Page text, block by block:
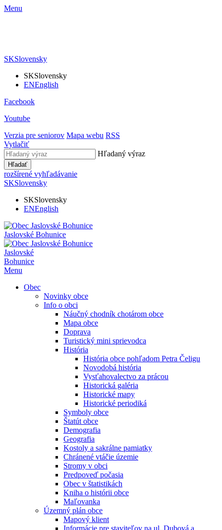
Menu
SKSlovensky
SKSlovensky
ENEnglish
Facebook
Youtube
Verzia pre seniorov Mapa webu RSS
Vytlačiť
Hľadaný výraz
Hľadať
rozšírené vyhľadávanie
SKSlovensky
SKSlovensky
ENEnglish
Jaslovské Bohunice
Jaslovské
Bohunice
Menu
Obec
Novinky obce
Info o obci
Náučný chodník chotárom obce
Mapa obce
Doprava
Turistický mini sprievodca
História
História obce pohľadom Petra Čeligu
Novodobá história
Vysťahovalectvo za prácou
Historická galéria
Historické mapy
Historické periodiká
Symboly obce
Štatút obce
Demografia
Geografia
Kostoly a sakrálne pamiatky
Chránené vtáčie územie
Stromy v obci
Predpoveď počasia
Obec v štatistikách
Kniha o histórii obce
Maľovanka
Územný plán obce
Mapový klient
Informácie pre staviteľov na ul. Dubová a